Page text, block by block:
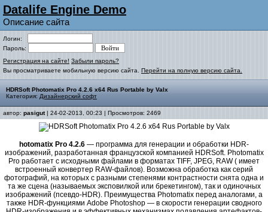
Datalife Engine Demo
Описание сайта
Логин:
Пароль:
Регистрация на сайте! Забыли пароль?
Вы просматриваете мобильную версию сайта. Перейти на полную версию сайта.
HDRSoft Photomatix Pro 4.2.6 x64 Rus Portable by Valx
Категория: Дизайнерский софт
автор: pasigut| 24-02-2013, 00:23 | Просмотров: 2469
hotomatiх Pro 4.2.6 — программа для генерации и обработки HDR-
изображений, разработанная французской компанией HDRSoft. Photomatix
Pro работает с исходными файлами в форматах TIFF, JPEG, RAW ( имеет
встроенный конвертер RAW-файлов). Возможна обработка как серий
фотографий, на которых с разными степенями контрастности снята одна и
та же сцена (называемых эксповилкой или брекетингом), так и одиночных
изображений (псевдо-HDR). Преимущества Photomatix перед аналогами, а
также HDR-функциями Adobe Photoshop — в скорости генерации сводного